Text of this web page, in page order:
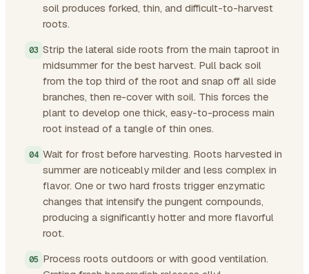
soil produces forked, thin, and difficult-to-harvest
roots.
Strip the lateral side roots from the main taproot in
midsummer for the best harvest. Pull back soil
from the top third of the root and snap off all side
branches, then re-cover with soil. This forces the
plant to develop one thick, easy-to-process main
root instead of a tangle of thin ones.
Wait for frost before harvesting. Roots harvested in
summer are noticeably milder and less complex in
flavor. One or two hard frosts trigger enzymatic
changes that intensify the pungent compounds,
producing a significantly hotter and more flavorful
root.
Process roots outdoors or with good ventilation.